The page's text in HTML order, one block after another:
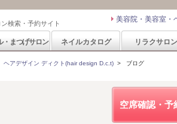
検索・予約サイト 美容院・美容室・
・まつげサロン ネイルカタログ リラクサロン
ヘアデザイン ディクト(hair design D.c.t) > ブログ
空席確認・予